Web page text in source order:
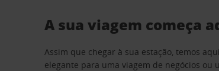
A sua viagem começa
Assim que chegar à sua estação, temos
elegante para uma viagem de negócios ou